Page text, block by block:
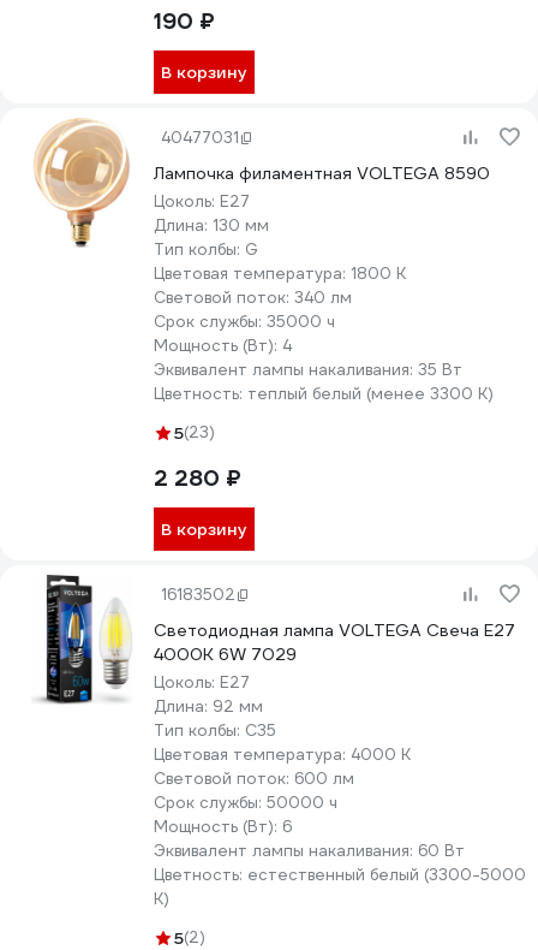
190 ₽
В корзину
40477031
Лампочка филаментная VOLTEGA 8590
Цоколь: E27
Длина: 130 мм
Тип колбы: G
Цветовая температура: 1800 К
Световой поток: 340 лм
Срок службы: 35000 ч
Мощность (Вт): 4
Эквивалент лампы накаливания: 35 Вт
Цветность: теплый белый (менее 3300 К)
5(23)
2 280 ₽
В корзину
16183502
Светодиодная лампа VOLTEGA Свеча Е27
4000К 6W 7029
Цоколь: E27
Длина: 92 мм
Тип колбы: C35
Цветовая температура: 4000 К
Световой поток: 600 лм
Срок службы: 50000 ч
Мощность (Вт): 6
Эквивалент лампы накаливания: 60 Вт
Цветность: естественный белый (3300-5000
К)
5(2)